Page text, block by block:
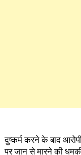
दुष्कर्म करने के बाद
पर जान से मारने की